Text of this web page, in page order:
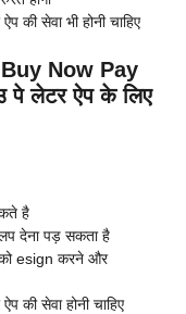
सेवा भी होनी चाहिए
Now Pay
पे लेटर ऐप के लिए
है
देना पड़ सकता है
को esign करने और
की सेवा होनी चाहिए